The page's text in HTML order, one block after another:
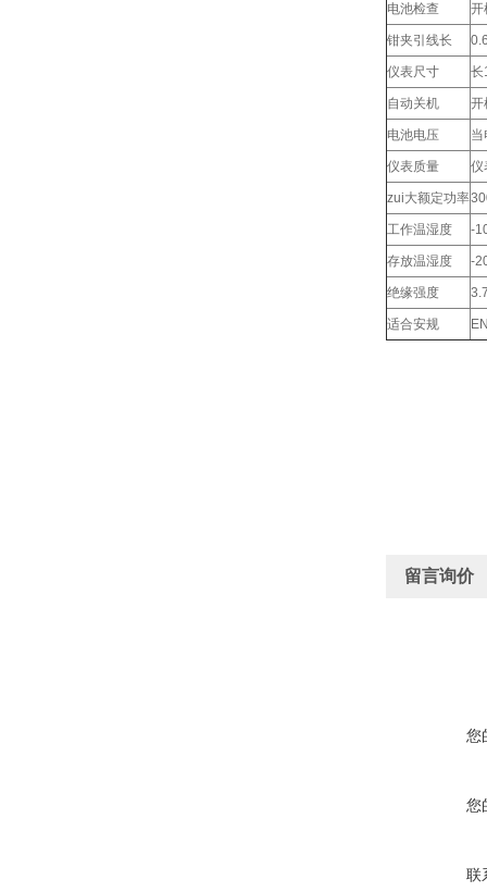
电池检查 开
钳夹引线长
仪表尺寸 长
自动关机 开
电池电压
仪表质量 仪
zui大额定功率
工作温湿度 -
存放温湿度 -
绝缘强度
适合安规
留言询价
您
您
联